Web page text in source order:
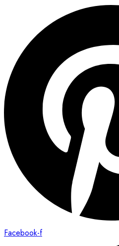
Facebook-f